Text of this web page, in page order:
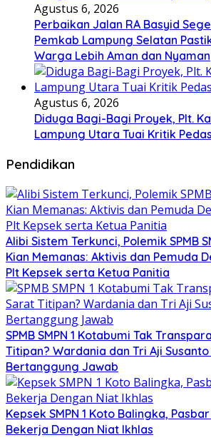
Agustus 6, 2026
Perbaikan Jalan RA Basyid
Pemkab Lampung Selatan
Warga Lebih Aman dan Nyaman
Agustus 6, 2026
Diduga Bagi-Bagi Proyek, Plt.
Lampung Utara Tuai Kritik
Pendidikan
Alibi Sistem Terkunci, Polemik SPMB
Kian Memanas: Aktivis dan Pemuda
Plt Kepsek serta Ketua Panitia
SPMB SMPN 1 Kotabumi Tak
Titipan? Wardania dan Tri Aji Susanto
Bertanggung Jawab
Kepsek SMPN 1 Koto Balingka,
Bekerja Dengan Niat Ikhlas